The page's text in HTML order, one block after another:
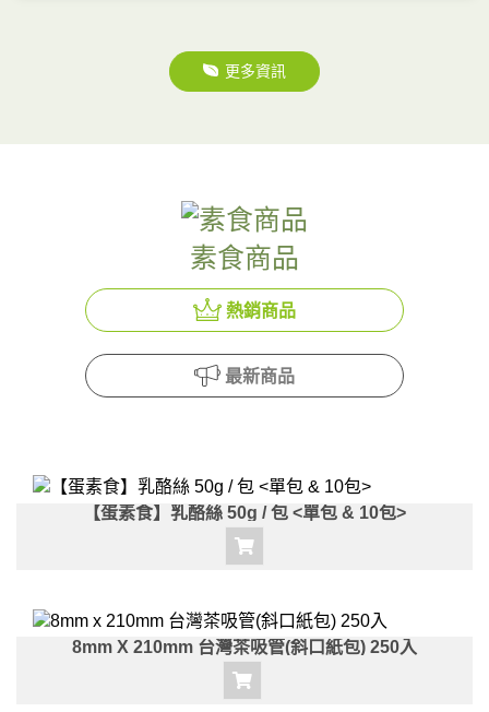
更多資訊
素食商品
熱銷商品
最新商品
【蛋素食】乳酪絲 50g / 包 <單包 & 10包>
8mm X 210mm 台灣茶吸管(斜口紙包) 250入